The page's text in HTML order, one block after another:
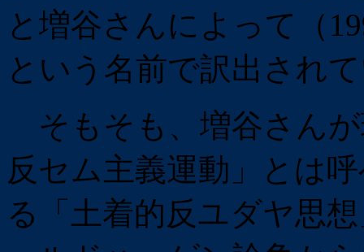
と増谷さんによって（
という名前で訳出され
そもそも、増谷さん
反セム主義運動」とは
る「土着的反ユダヤ思